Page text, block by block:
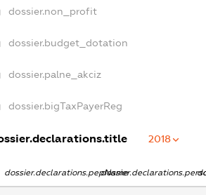
dossier.non_profit
dossier.budget_dotation
dossier.palne_akciz
dossier.bigTaxPayerReg
2018
dossier.declarations.pepName